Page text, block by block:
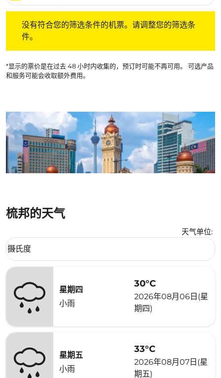
没有符合您的筛选条件的机票。请调整您的筛选条
件。
*显示的票价是在过去 48 小时内收集的，预订时可能不再可用。 可选产品
和服务可能会收取额外费用。
梳邦的天气
天气单位:
Weather unit option 摄氏度 Selected
摄氏度
keyboard_arrow_down
星期四
小雨
30°C
2026年08月06日(星
期四)
星期五
小雨
33°C
2026年08月07日(星
期五)